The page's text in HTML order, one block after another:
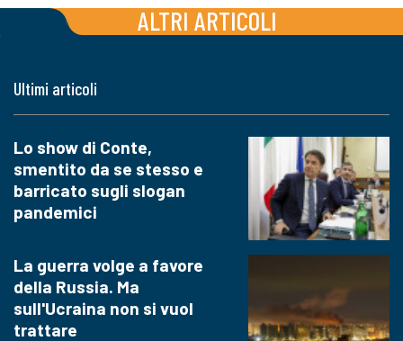
ALTRI ARTICOLI
Ultimi articoli
Lo show di Conte,
smentito da se stesso e
barricato sugli slogan
pandemici
La guerra volge a favore
della Russia. Ma
sull'Ucraina non si vuol
trattare